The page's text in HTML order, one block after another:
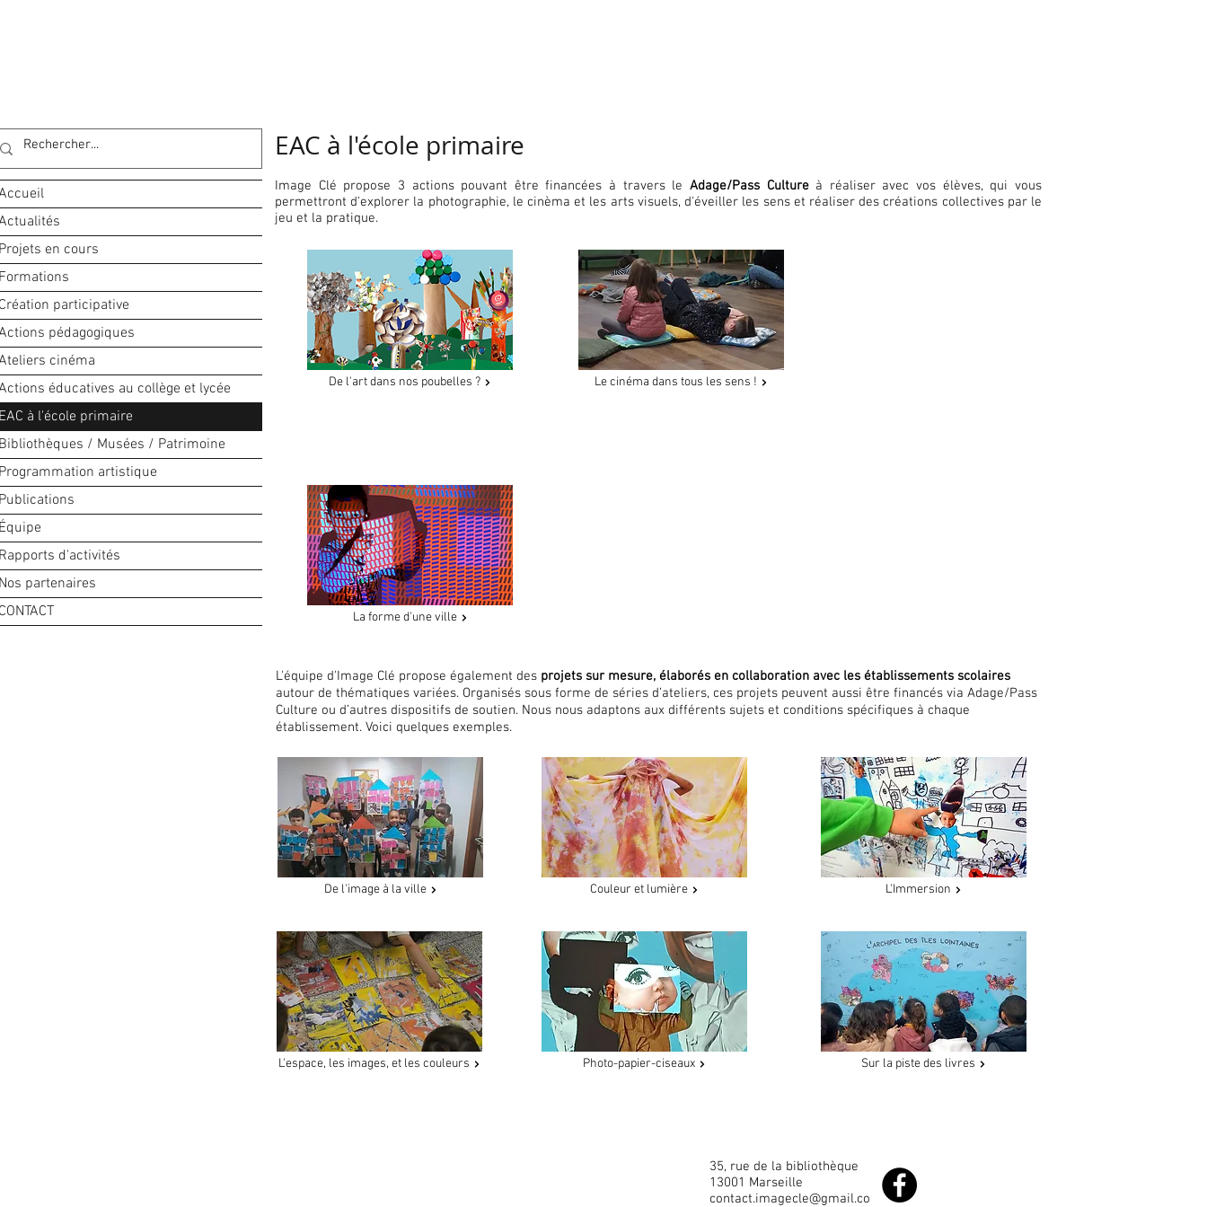
EAC à l'école primaire
Image Clé propose 3 actions pouvant être financées à travers le Adage/Pass Cultureà réaliser avec vos élèves, qui vous
permettront d'explorer la photographie, le cinèma et les arts visuels, d'éveiller les sens et réaliser des créations collectives par le
jeu et la pratique.
De l'art dans nos poubelles ? Le cinéma dans tous les sens !
La forme d'une ville
L'équipe d'Image Clé propose également des projets sur mesure, élaborés en collaboration avec les établissements scolaires
autour de thématiques variées. Organisés sous forme de séries d’ateliers, ces projets peuvent aussi être financés via Adage/Pass
Culture ou d’autres dispositifs de soutien. Nous nous adaptons aux différents sujets et conditions spécifiques à chaque
établissement. Voici quelques exemples.
De l'image à la ville
L'espace, les images, et les couleurs
Couleur et lumière
Photo-papier-ciseaux
L'Immersion
Sur la piste des livres
en cours
participative
pédagogiques
cinéma
éducatives au collège et lycée
à l'école primaire
/ Musées / Patrimoine
artistique
d'activités
partenaires
35, rue de la bibliothèque
13001 Marseille
contact.imagecle@gmail.co